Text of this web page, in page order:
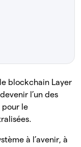
blockchain Layer
l’un des
pour le
à l’avenir, à